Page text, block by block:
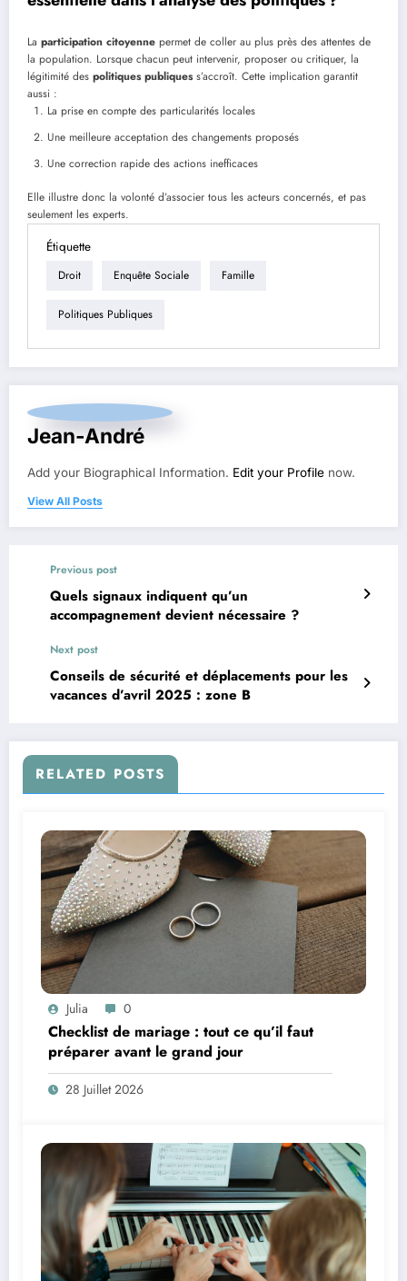
La participation citoyenne permet de coller au plus près des attentes de
la population. Lorsque chacun peut intervenir, proposer ou critiquer, la
légitimité des politiques publiquess’accroît. Cette implication garantit
aussi :
La prise en compte des particularités locales
Une meilleure acceptation des changements proposés
Une correction rapide des actions inefficaces
Elle illustre donc la volonté d’associer tous les acteurs concernés, et pas
seulement les experts.
Étiquette
Droit Enquête Sociale Famille
Politiques Publiques
Jean-André
Add your Biographical Information. Edit your Profile now.
View All Posts
Previous post
Quels signaux indiquent qu’un
accompagnement devient nécessaire ?
Next post
Conseils de sécurité et déplacements pour les
vacances d’avril 2025 : zone B
RELATED POSTS
Julia 0
Checklist de mariage : tout ce qu’il faut
préparer avant le grand jour
28 Juillet 2026